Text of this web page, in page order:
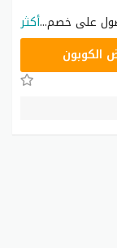
...أكثر
الكوبون